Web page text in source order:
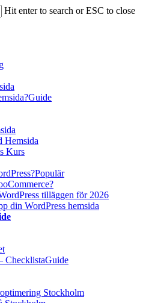
Hit enter to search or ESC to close
Guide
Hemsida
Kurs
Populär
tilläggen för 2026
din WordPress hemsida
ChecklistaGuide
Stockholm